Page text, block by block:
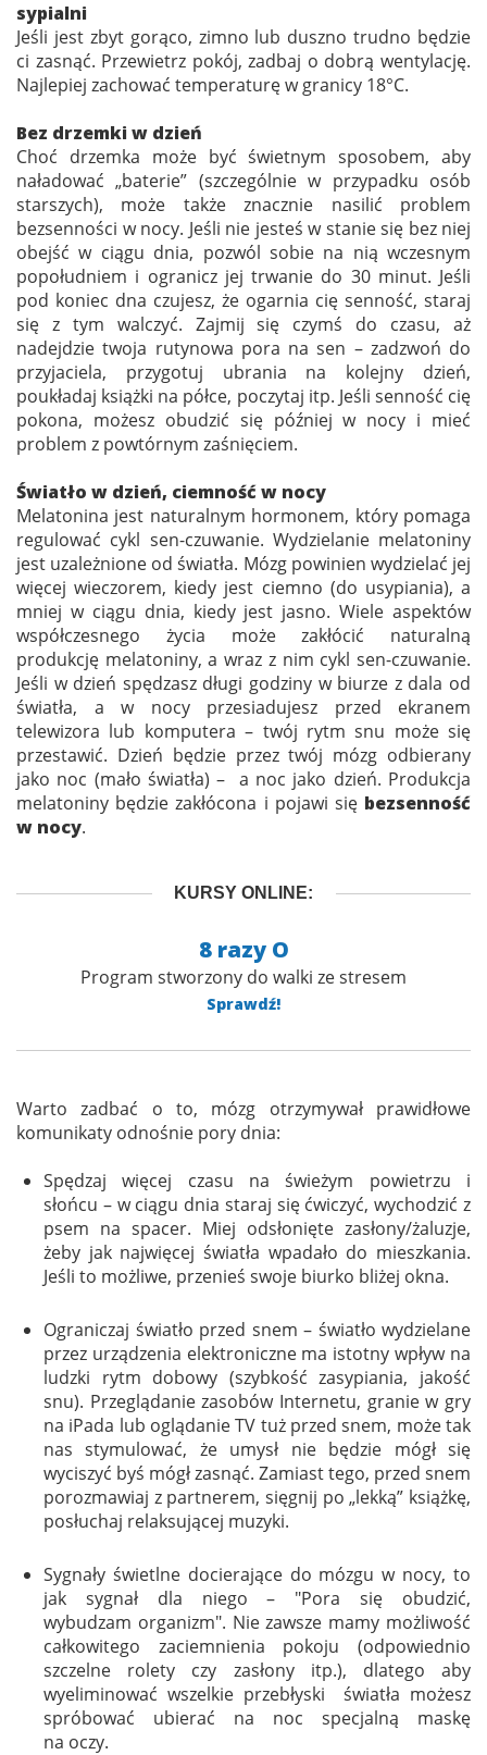
sypialni
Jeśli jest zbyt gorąco, zimno lub duszno trudno będzie
ci zasnąć. Przewietrz pokój, zadbaj o dobrą wentylację.
Najlepiej zachować temperaturę w granicy 18°C.
Bez drzemki w dzień
Choć drzemka może być świetnym sposobem, aby
naładować „baterie” (szczególnie w przypadku osób
starszych), może także znacznie nasilić problem
bezsenności w nocy. Jeśli nie jesteś w stanie się bez niej
obejść w ciągu dnia, pozwól sobie na nią wczesnym
popołudniem i ogranicz jej trwanie do 30 minut. Jeśli
pod koniec dna czujesz, że ogarnia cię senność, staraj
się z tym walczyć. Zajmij się czymś do czasu, aż
nadejdzie twoja rutynowa pora na sen – zadzwoń do
przyjaciela, przygotuj ubrania na kolejny dzień,
poukładaj książki na półce, poczytaj itp. Jeśli senność cię
pokona, możesz obudzić się później w nocy i mieć
problem z powtórnym zaśnięciem.
Światło w dzień, ciemność w nocy
Melatonina jest naturalnym hormonem, który pomaga
regulować cykl sen-czuwanie. Wydzielanie melatoniny
jest uzależnione od światła. Mózg powinien wydzielać jej
więcej wieczorem, kiedy jest ciemno (do usypiania), a
mniej w ciągu dnia, kiedy jest jasno. Wiele aspektów
współczesnego życia może zakłócić naturalną
produkcję melatoniny, a wraz z nim cykl sen-czuwanie.
Jeśli w dzień spędzasz długi godziny w biurze z dala od
światła, a w nocy przesiadujesz przed ekranem
telewizora lub komputera – twój rytm snu może się
przestawić. Dzień będzie przez twój mózg odbierany
jako noc (mało światła) – a noc jako dzień. Produkcja
melatoniny będzie zakłócona i pojawi się bezsenność
w nocy.
KURSY ONLINE:
8 razy O
Program stworzony do walki ze stresem
Sprawdź!
Warto zadbać o to, mózg otrzymywał prawidłowe
komunikaty odnośnie pory dnia:
Spędzaj więcej czasu na świeżym powietrzu i
słońcu – w ciągu dnia staraj się ćwiczyć, wychodzić z
psem na spacer. Miej odsłonięte zasłony/żaluzje,
żeby jak najwięcej światła wpadało do mieszkania.
Jeśli to możliwe, przenieś swoje biurko bliżej okna.
Ograniczaj światło przed snem – światło wydzielane
przez urządzenia elektroniczne ma istotny wpływ na
ludzki rytm dobowy (szybkość zasypiania, jakość
snu). Przeglądanie zasobów Internetu, granie w gry
na iPada lub oglądanie TV tuż przed snem, może tak
nas stymulować, że umysł nie będzie mógł się
wyciszyć byś mógł zasnąć. Zamiast tego, przed snem
porozmawiaj z partnerem, sięgnij po „lekką” książkę,
posłuchaj relaksującej muzyki.
Sygnały świetlne docierające do mózgu w nocy, to
jak sygnał dla niego – "Pora się obudzić,
wybudzam organizm". Nie zawsze mamy możliwość
całkowitego zaciemnienia pokoju (odpowiednio
szczelne rolety czy zasłony itp.), dlatego aby
wyeliminować wszelkie przebłyski światła możesz
spróbować ubierać na noc specjalną maskę
na oczy.